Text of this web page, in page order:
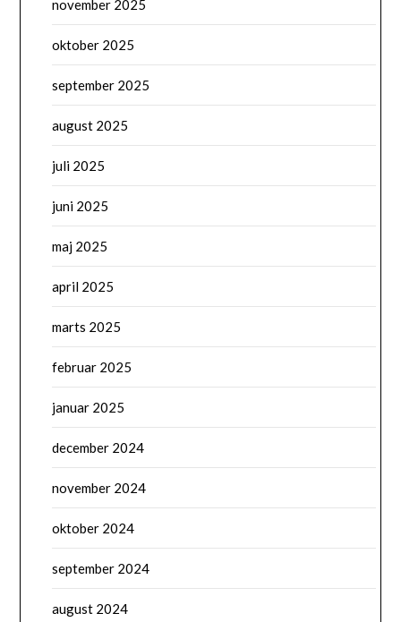
november 2025
oktober 2025
september 2025
august 2025
juli 2025
juni 2025
maj 2025
april 2025
marts 2025
februar 2025
januar 2025
december 2024
november 2024
oktober 2024
september 2024
august 2024